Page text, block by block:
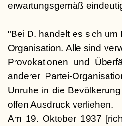
erwartungsgemäß
"Bei D. handelt es sich um
Organisation. Alle sind
Provokationen und
anderer Partei-
Unruhe in die
offen Ausdruck verliehen.
Am 19. Oktober 1937